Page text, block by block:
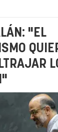
"EL